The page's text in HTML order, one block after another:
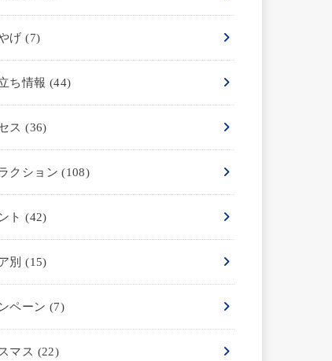
げ(7)
ち情報 (44)
ス(36)
クション(108)
ト(42)
別(15)
ペーン (7)
マス (22)